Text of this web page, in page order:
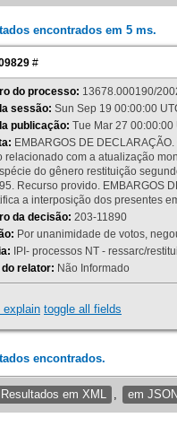
encontrados em 5 ms.
#
do processo: 13678.000190/
sessão: Sun Sep 19 00:00:00
publicação: Tue Mar 27 00:00:00
EMBARGOS DE
relacionado com a atualização
do gênero restituição
Recurso provido. EMBARGOS
a interposição dos presentes
da decisão: 203-11890
Por unanimidade de votos,
IPI- processos NT - ressarc/
do relator: Não Informado
explain toggle all fields
encontrados.
Resultados em XML em JSON